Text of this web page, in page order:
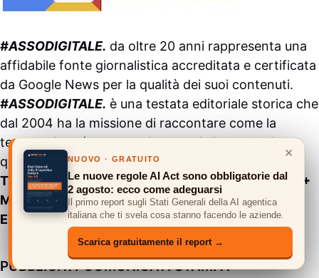
#ASSODIGITALE. da oltre 20 anni rappresenta una
affidabile fonte giornalistica accreditata e certificata
da Google News per la qualità dei suoi contenuti.
#ASSODIGITALE. è una testata editoriale storica che
dal 2004 ha la missione di raccontare come la
tecnologia può essere utile per migliorare la vita
quotidiana approfondendo le tematiche relative a:
TECH & FINTECH + AI + CRYPTO + BLOCKCHAIN +
METAVERSE & LIFESTYLE + IOT + AUTOMOTIVE +
EV + SMART CITIES + GAMING + STARTUP.
PUBBLICITA’ COMUNICATI STAMPA
×
NUOVO · GRATUITO
Le nuove regole AI Act sono obbligatorie dal
2 agosto: ecco come adeguarsi
Il primo report sugli Stati Generali della AI agentica
italiana che ti svela cosa stanno facendo le aziende.
Scarica gratuitamente il report →